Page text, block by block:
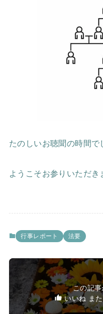
たのしいお聴聞の時間で
ようこそお参りいただき
行事レポート 法要
この記
いいね ま